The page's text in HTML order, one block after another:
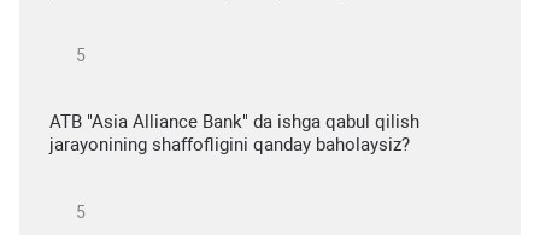
ATB "Asia Alliance Bank" da ishga qabul qilish
jarayonining shaffofligini qanday baholaysiz?